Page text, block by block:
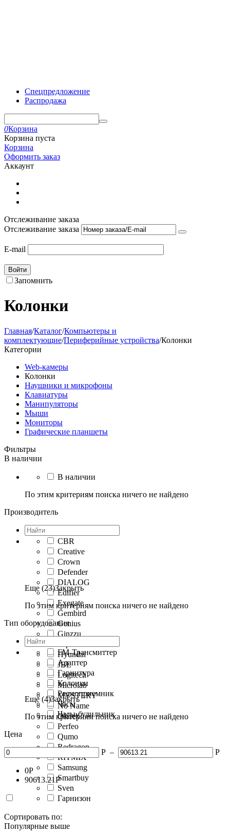
Спецпредложение
Распродажа
0Корзина
Корзина пуста
Корзина
Оформить заказ
Аккаунт
Отслеживание заказа
Отслеживание заказа
E-mail
Войти
Запомнить
Колонки
Главная/Каталог/Компьютеры и
комплектующие/Периферийные устройства/Колонки
Категории
Web-камеры
Колонки
Наушники и микрофоны
Клавиатуры
Манипуляторы
Мыши
Мониторы
Графические планшеты
Фильтры
В наличии
В наличии
По этим критериям поиска ничего не найдено
Производитель
CBR
Creative
Crown
Defender
DIALOG
Edifier
Exegate
Gembird
Genius
Ginzzu
Hyundai
JBL
Logitech
Microlab
MYSTERY
No Name
Oklick
Perfeo
Qumo
Redragon
RITMIX
Samsung
Smartbuy
Sven
Гарнизон
Еще (23)Закрыть
По этим критериям поиска ничего не найдено
Тип оборудования
FM-Трансмиттер
Адаптер
Гарнитура
Колонки
Радиоприемник
Часы
Часы-будильник
Еще (4)Закрыть
По этим критериям поиска ничего не найдено
Цена
Р – Р
0Р
90613.21Р
Сортировать по:
Популярные выше